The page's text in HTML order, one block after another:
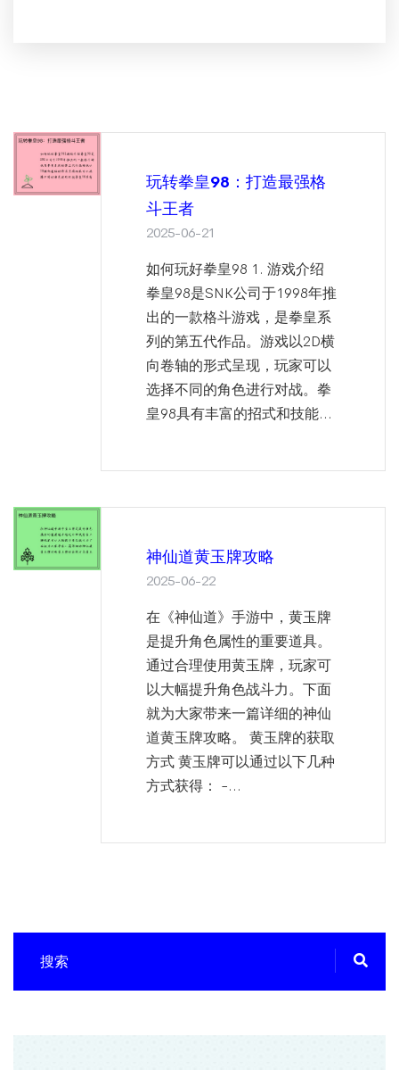
玩转拳皇98：打造最强格
斗王者
2025-06-21
如何玩好拳皇98 1. 游戏介绍
拳皇98是SNK公司于1998年推
出的一款格斗游戏，是拳皇系
列的第五代作品。游戏以2D横
向卷轴的形式呈现，玩家可以
选择不同的角色进行对战。拳
皇98具有丰富的招式和技能...
神仙道黄玉牌攻略
2025-06-22
在《神仙道》手游中，黄玉牌
是提升角色属性的重要道具。
通过合理使用黄玉牌，玩家可
以大幅提升角色战斗力。下面
就为大家带来一篇详细的神仙
道黄玉牌攻略。 黄玉牌的获取
方式 黄玉牌可以通过以下几种
方式获得： -...